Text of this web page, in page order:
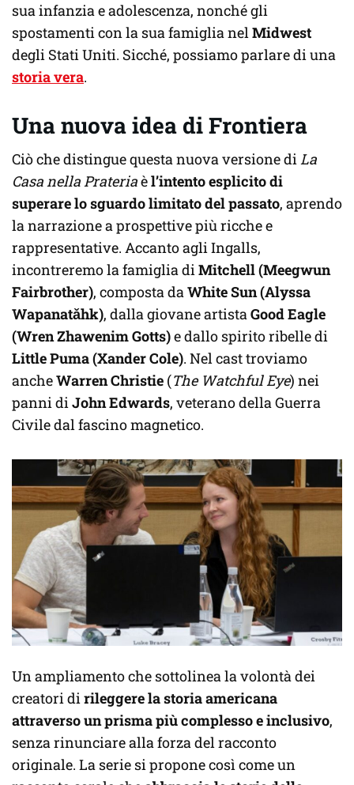
sua infanzia e adolescenza, nonché gli
spostamenti con la sua famiglia nelMidwest
degli Stati Uniti. Sicché, possiamo parlare di una
storia vera.
Una nuova idea di Frontiera
Ciò che distingue questa nuova versione diLa
Casa nella Prateriaèl’intento esplicito di
superare lo sguardo limitato del passato, aprendo
la narrazione a prospettive più ricche e
rappresentative. Accanto agli Ingalls,
incontreremo la famiglia diMitchell (Meegwun
Fairbrother), composta daWhite Sun (Alyssa
Wapanatǎhk), dalla giovane artistaGood Eagle
(Wren Zhawenim Gotts)e dallo spirito ribelle di
Little Puma (Xander Cole). Nel cast troviamo
ancheWarren Christie (The Watchful Eye) nei
panni diJohn Edwards, veterano della Guerra
Civile dal fascino magnetico.
Un ampliamento che sottolinea la volontà dei
creatori di rileggere la storia americana
attraverso un prisma più complesso e inclusivo,
senza rinunciare alla forza del racconto
originale. La serie si propone così come un